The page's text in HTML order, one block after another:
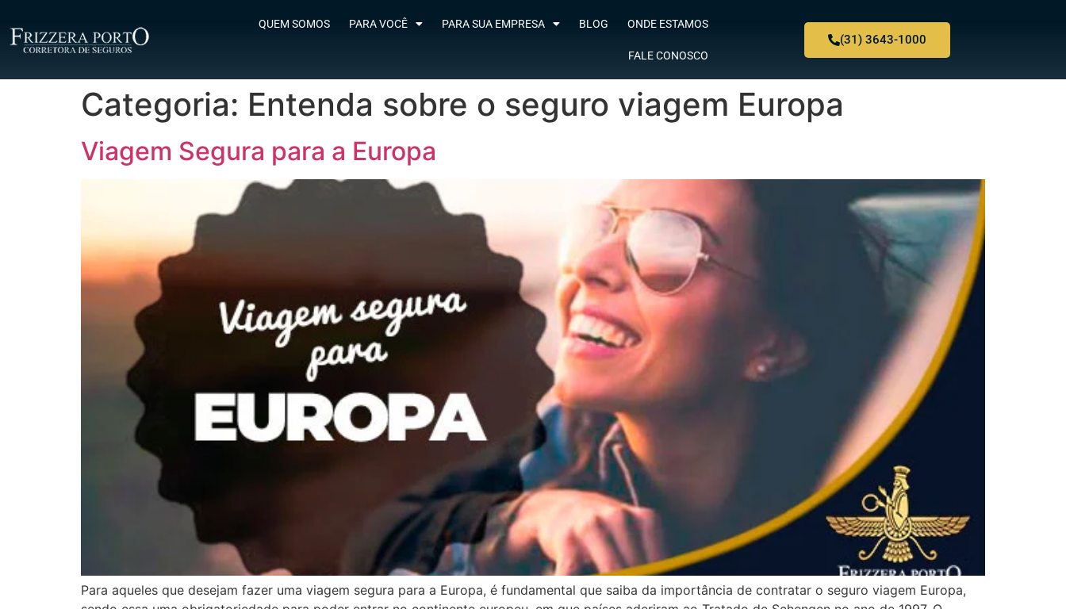
QUEM SOMOS PARA VOCÊ PARA SUA EMPRESA BLOG ONDE ESTAMOS
FALE CONOSCO
(31) 3643-1000
Categoria: Entenda sobre o seguro viagem Europa
Viagem Segura para a Europa
Para aqueles que desejam fazer uma viagem segura para a Europa, é fundamental que saiba da importância de contratar o seguro viagem Europa,